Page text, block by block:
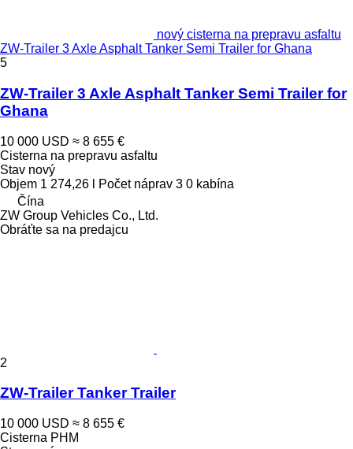
nový cisterna na prepravu asfaltu
ZW-Trailer 3 Axle Asphalt Tanker Semi Trailer for Ghana
5
ZW-Trailer 3 Axle Asphalt Tanker Semi Trailer for
Ghana
10 000 USD ≈ 8 655 €
Cisterna na prepravu asfaltu
Stav nový
Objem 1 274,26 l Počet náprav 3 0 kabína
Čína
ZW Group Vehicles Co., Ltd.
Obráťte sa na predajcu
2
ZW-Trailer Tanker Trailer
10 000 USD ≈ 8 655 €
Cisterna PHM